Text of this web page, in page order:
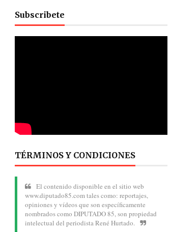
Subscribete
TÉRMINOS Y CONDICIONES
El contenido disponible en el sitio web
www.diputado85.com tales como: reportajes,
opiniones y vídeos que son específicamente
nombrados como DIPUTADO 85, son propiedad
intelectual del periodista René Hurtado.